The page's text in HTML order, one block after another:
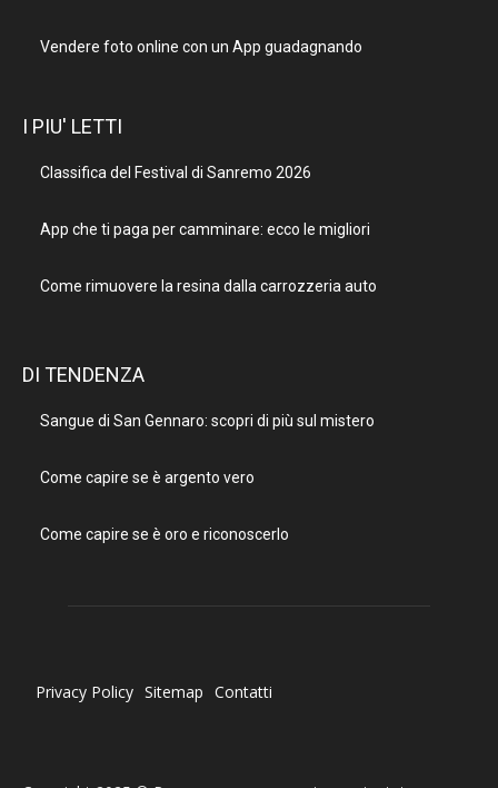
Vendere foto online con un App guadagnando
I PIU' LETTI
Classifica del Festival di Sanremo 2026
App che ti paga per camminare: ecco le migliori
Come rimuovere la resina dalla carrozzeria auto
DI TENDENZA
Sangue di San Gennaro: scopri di più sul mistero
Come capire se è argento vero
Come capire se è oro e riconoscerlo
Privacy Policy Sitemap Contatti